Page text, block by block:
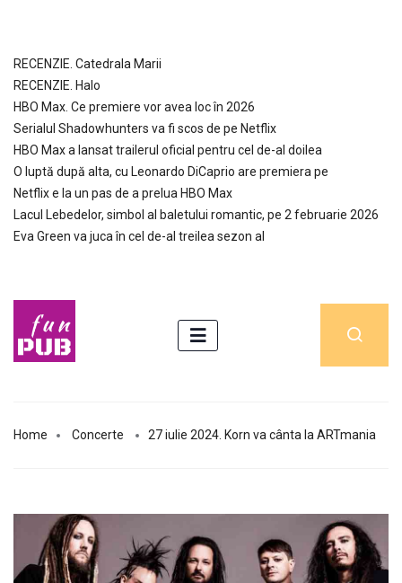
RECENZIE. Catedrala Marii
RECENZIE. Halo
HBO Max. Ce premiere vor avea loc în 2026
Serialul Shadowhunters va fi scos de pe Netflix
HBO Max a lansat trailerul oficial pentru cel de-al doilea
O luptă după alta, cu Leonardo DiCaprio are premiera pe
Netflix e la un pas de a prelua HBO Max
Lacul Lebedelor, simbol al baletului romantic, pe 2 februarie 2026
Eva Green va juca în cel de-al treilea sezon al
Home Concerte 27 iulie 2024. Korn va cânta la ARTmania